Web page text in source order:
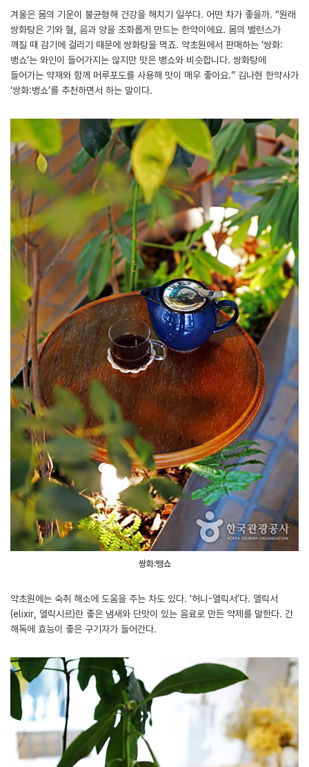
겨울은 몸의 기운이 불균형해 건강을 해치기 일쑤다. 어떤 차가 좋을까. “원래
쌍화탕은 기와 혈, 음과 양을 조화롭게 만드는 한약이에요. 몸의 밸런스가
깨질 때 감기에 걸리기 때문에 쌍화탕을 먹죠. 약초원에서 판매하는 ‘쌍화:
뱅쇼’는 와인이 들어가지는 않지만 맛은 뱅쇼와 비슷합니다. 쌍화탕에
들어가는 약재와 함께 머루포도를 사용해 맛이 매우 좋아요.” 김나현 한약사가
‘쌍화:뱅쇼’를 추천하면서 하는 말이다.
쌍화:뱅쇼
약초원에는 숙취 해소에 도움을 주는 차도 있다. ‘허니-엘릭서’다. 엘릭서
(elixir, 엘릭시르)란 좋은 냄새와 단맛이 있는 음료로 만든 약제를 말한다. 간
해독에 효능이 좋은 구기자가 들어간다.